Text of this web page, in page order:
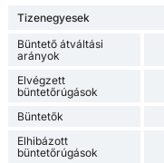
Tizenegyesek
Büntető átváltási
arányok
Elvégzett
büntetőrúgások
Büntetők
Elhibázott
büntetőrúgások